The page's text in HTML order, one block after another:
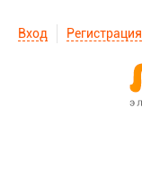
Вход Регистрация